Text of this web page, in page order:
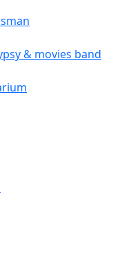
& movies band